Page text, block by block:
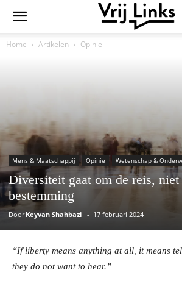
Home Artikelen Opinie
Mens & Maatschappij Opinie Wetenschap &
Diversiteit gaat om de reis, niet
bestemming
Door Keyvan Shahbazi - 17 februari 2024
“If liberty means anything at all, it means
they do not want to hear.”